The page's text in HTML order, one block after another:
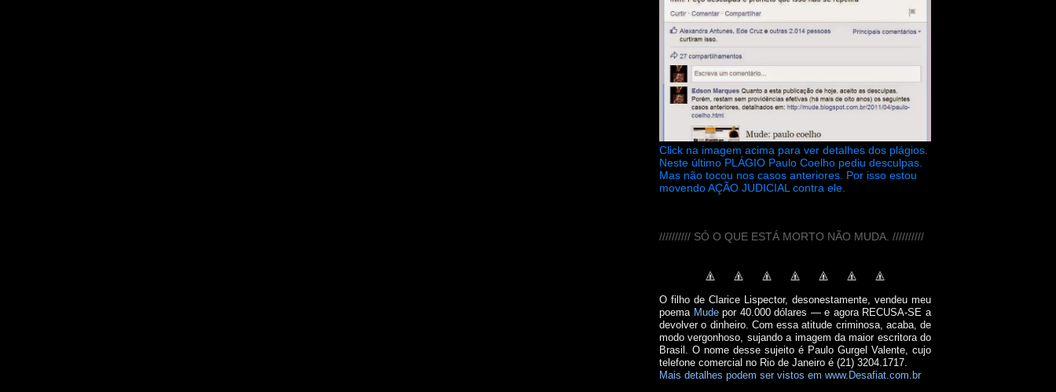
Click na imagem acima para ver detalhes dos plágios.
Neste último PLÁGIO Paulo Coelho pediu desculpas.
Mas não tocou nos casos anteriores. Por isso estou
movendo AÇÃO JUDICIAL contra ele.
////////// SÓ O QUE ESTÁ MORTO NÃO MUDA. //////////
O filho de Clarice Lispector, desonestamente, vendeu meu
poema Mudepor 40.000 dólares — e agora RECUSA-SE a
devolver o dinheiro. Com essa atitude criminosa, acaba, de
modo vergonhoso, sujando a imagem da maior escritora do
Brasil. O nome desse sujeito é Paulo Gurgel Valente, cujo
telefone comercial no Rio de Janeiro é (21) 3204.1717.
Mais detalhes podem ser vistos em www.Desafiat.com.br